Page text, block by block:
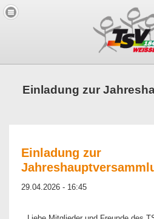
Einladung zur
Einladung zur
29.04.2026 - 16:45